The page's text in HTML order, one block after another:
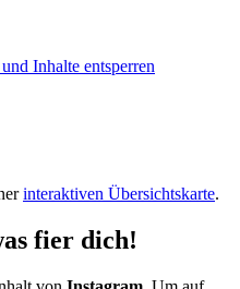
Inhalte entsperren
interaktiven Übersichtskarte.
fier dich!